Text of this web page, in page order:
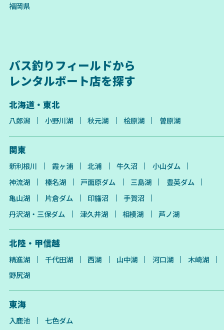
福岡県
バス釣りフィールドから
レンタルボート店を探す
北海道・東北
八郎潟 小野川湖 秋元湖 桧原湖 曽原湖
関東
新利根川 霞ヶ浦 北浦 牛久沼
小山ダム
神流湖
榛名湖 戸面原ダム 三島湖
豊英ダム
亀山湖
片倉ダム 印旛沼
手賀沼
丹沢湖・三保ダム
津久井湖 相模湖 芦ノ湖
北陸・甲信越
精進湖 千代田湖 西湖 山中湖 河口湖
木崎湖
野尻湖
東海
入鹿池 七色ダム